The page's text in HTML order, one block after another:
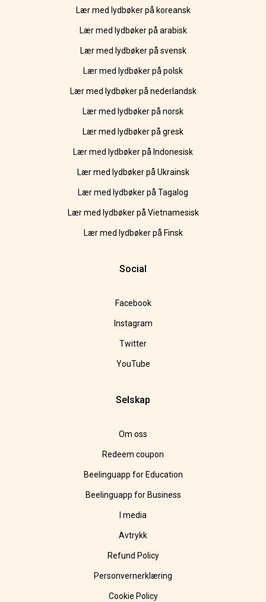
Lær med lydbøker på koreansk
Lær med lydbøker på arabisk
Lær med lydbøker på svensk
Lær med lydbøker på polsk
Lær med lydbøker på nederlandsk
Lær med lydbøker på norsk
Lær med lydbøker på gresk
Lær med lydbøker på Indonesisk
Lær med lydbøker på Ukrainsk
Lær med lydbøker på Tagalog
Lær med lydbøker på Vietnamesisk
Lær med lydbøker på Finsk
Social
Facebook
Instagram
Twitter
YouTube
Selskap
Om oss
Redeem coupon
Beelinguapp for Education
Beelinguapp for Business
I media
Avtrykk
Refund Policy
Personvernerklæring
Cookie Policy